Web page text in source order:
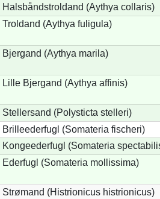
Halsbåndstroldand (Aythya collaris)
Troldand (Aythya fuligula)
Bjergand (Aythya marila)
Lille Bjergand (Aythya affinis)
Stellersand (Polysticta stelleri)
Brilleederfugl (Somateria fischeri)
Kongeederfugl (Somateria
Ederfugl (Somateria mollissima)
Strømand (Histrionicus histrionicus)